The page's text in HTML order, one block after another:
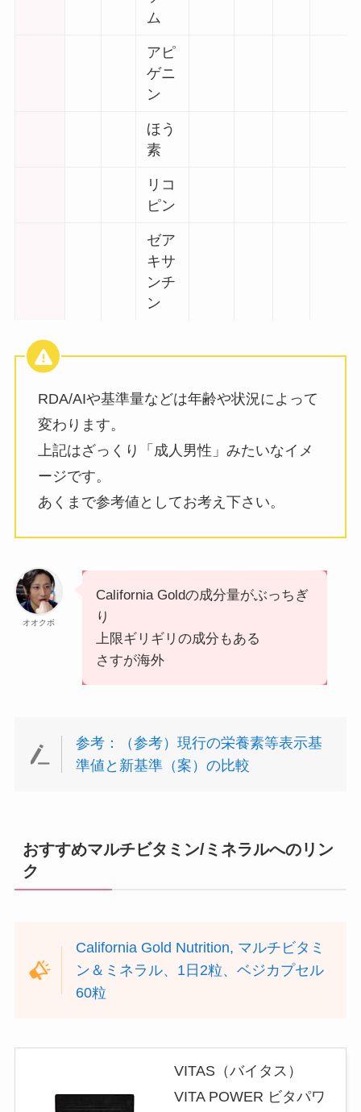
ム
アピ
ゲニ
ン
ほう
素
リコ
ピン
ゼア
キサ
ンチ
ン
RDA/AIや基準量などは年齢や状況によって
変わります。
上記はざっくり「成人男性」みたいなイメ
ージです。
あくまで参考値としてお考え下さい。
オオクボ
California Goldの成分量がぶっちぎ
り
上限ギリギリの成分もある
さすが海外
参考：（参考）現行の栄養素等表示基
準値と新基準（案）の比較
おすすめマルチビタミン/ミネラルへのリン
ク
California Gold Nutrition, マルチビタミ
ン＆ミネラル、1日2粒、ベジカプセル
60粒
VITAS（バイタス）
VITA POWER ビタパワ